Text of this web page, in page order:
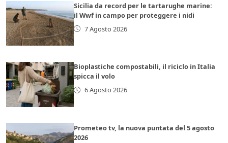
Sicilia da record per le tartarughe marine:
il Wwf in campo per proteggere i nidi
7 Agosto 2026
Bioplastiche compostabili, il riciclo in Italia
spicca il volo
6 Agosto 2026
Prometeo tv, la nuova puntata del 5 agosto
2026